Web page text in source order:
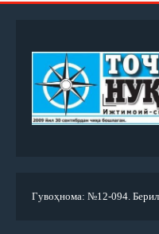
Гувоҳнома: №12-094.